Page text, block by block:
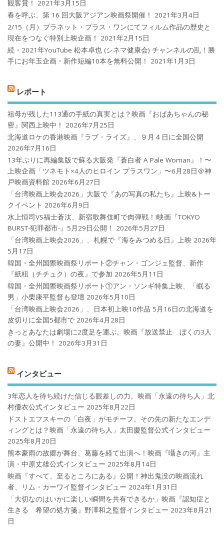
観客賞！
2021年3月15日
春を呼ぶ、第 16 回大阪アジアン映画祭開催！
2021年3月4日
2/15（月）プラネット・プラス・ワンにてフィルム作品の歴史と
現在をつなぐ特別上映企画！
2021年2月15日
続・2021年YouTube 松本卓也 (シネマ健康会) チャンネルの乱！勝
手にお年玉企画・新作短編10本を無料公開！
2021年1月3日
レポート
祖母が残した113通の手紙の真実とは？映画『おばあちゃんの秘
密』関西上映中！
2026年7月25日
北海道ロケの香港映画『ラブ・ライズ』、９月４日に全国公開
2026年7月16日
13年ぶりに再編集版で蘇る大阪発『蒼白者 A Pale Woman』！〜
上映企画「ツネモト×4人のヒロイン プラスワン」〜6月28日＠神
戸映画資料館 2026年6月27日
「台湾映画上映会2026」大阪で『あの写真の私たち』上映&トー
クイベント 2026年6月9日
水上恒司VS福士蒼汰、新宿歌舞伎町で肉弾戦！!映画『TOKYO
BURST-犯罪都市-』5月29日公開！
2026年5月27日
「台湾映画上映会2026」、札幌で『海をみつめる日』上映 2026年
5月17日
韓国・全州国際映画祭リポート②チャン・ゴンジェ監督、新作
『紙杻（チチュク）の夜』で参加 2026年5月11日
韓国・全州国際映画祭リポート①アン・ソンギ特集上映、「眠る
男」小栗康平監督も登壇 2026年5月10日
「台湾映画上映会2026」、日本初上映10作品 5月16日の北海道を
皮切りに全国5都市で 2026年4月28日
きっとあなたは劇場に2度足を運ぶ。映画『放送禁止 ぼくの3人
の妻』公開中！
2026年3月31日
インタビュー
3年恋人を待ち続けた信じる眼差しの力。映画「永遠の待ち人」北
村優衣公式インタビュー 2025年8月22日
ドストエフスキーの「白夜」がモチーフ。その先の新たなエンデ
ィングとは？映画「永遠の待ち人」太田慶監督公式インタビュー
2025年8月20日
熊本豪雨の故郷が舞台、葛藤を経て出演へ！映画『囁きの河』主
演・中原丈雄公式インタビュー 2025年8月14日
映画『すべて、至るところにある』公開！神出鬼没の映画流れ
者、リム・カーワイ監督インタビュー 2024年1月31日
「大切なのはいかに楽しい瞬間を共有できるか」映画『認知症と
生きる 希望の処方箋』野澤和之監督インタビュー 2023年8月21
日